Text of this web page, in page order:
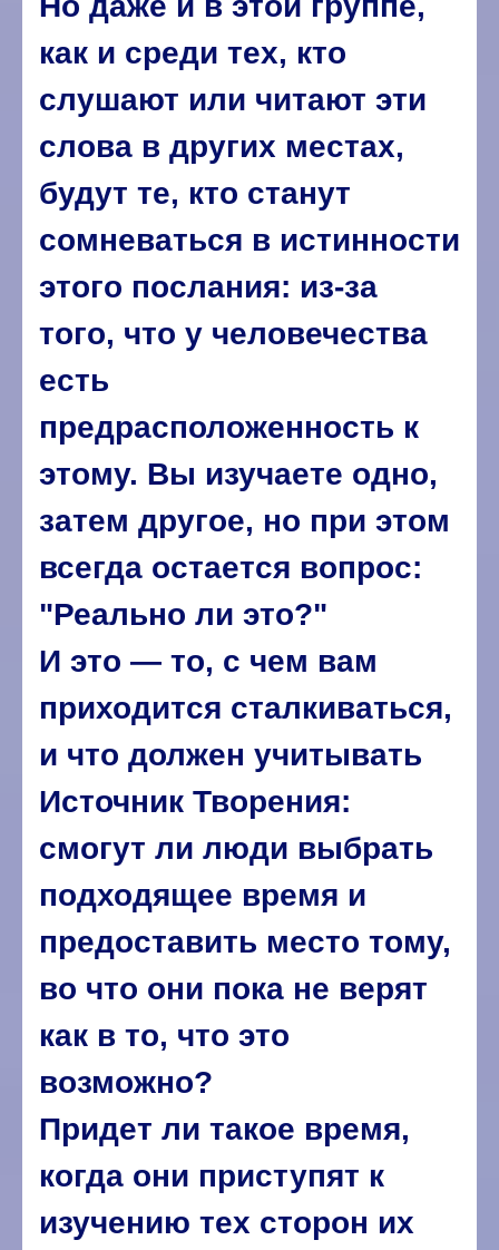
как и среди тех, кто
слушают или читают эти
слова в других местах,
будут те, кто станут
сомневаться в истинности
этого послания: из-за
того, что у человечества
есть
предрасположенность к
этому. Вы изучаете одно,
затем другое, но при этом
всегда остается вопрос:
"Реально ли это?"
И это — то, с чем вам
приходится сталкиваться,
и что должен учитывать
Источник Творения:
смогут ли люди выбрать
подходящее время и
предоставить место тому,
во что они пока не верят
как в то, что это
возможно?
Придет ли такое время,
когда они приступят к
изучению тех сторон их